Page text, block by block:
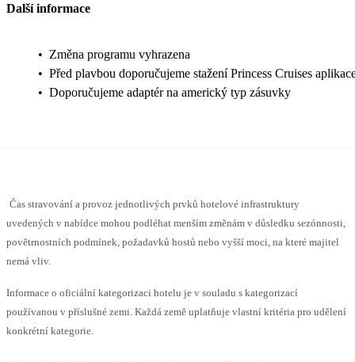
Další informace
• Změna programu vyhrazena
• Před plavbou doporučujeme stažení Princess Cruises
• Doporučujeme adaptér na americký typ zásuvky
Čas stravování a provoz jednotlivých prvků hotelové infrastruktury
uvedených v nabídce mohou podléhat menším změnám v důsledku sezónnosti,
povětrnostních podmínek, požadavků hostů nebo vyšší moci, na které majitel
nemá vliv.
Informace o oficiální kategorizaci hotelu je v souladu s kategorizací
používanou v příslušné zemi. Každá země uplatňuje vlastní kritéria pro udělení
konkrétní kategorie.